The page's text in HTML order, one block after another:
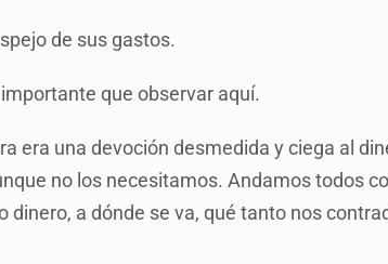
de sus gastos.
que observar aquí.
era una devoción desmedida y ciega al
no los necesitamos. Andamos todos
dinero, a dónde se va, qué tanto nos